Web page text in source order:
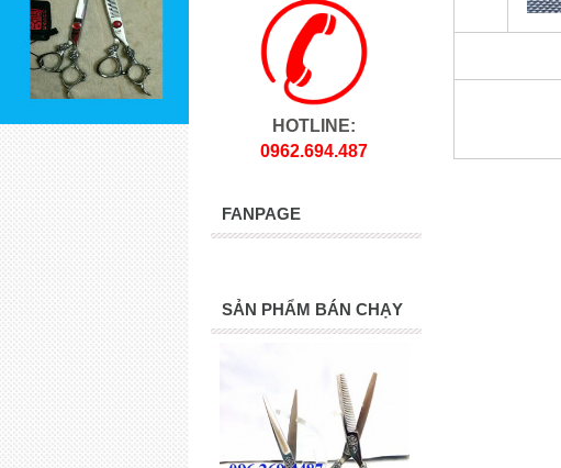
HOTLINE:
0962.694.487
FANPAGE
SẢN PHẨM BÁN CHẠY